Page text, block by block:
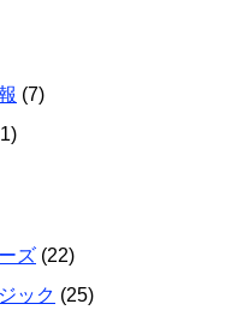
(7)
ズ (22)
ック (25)